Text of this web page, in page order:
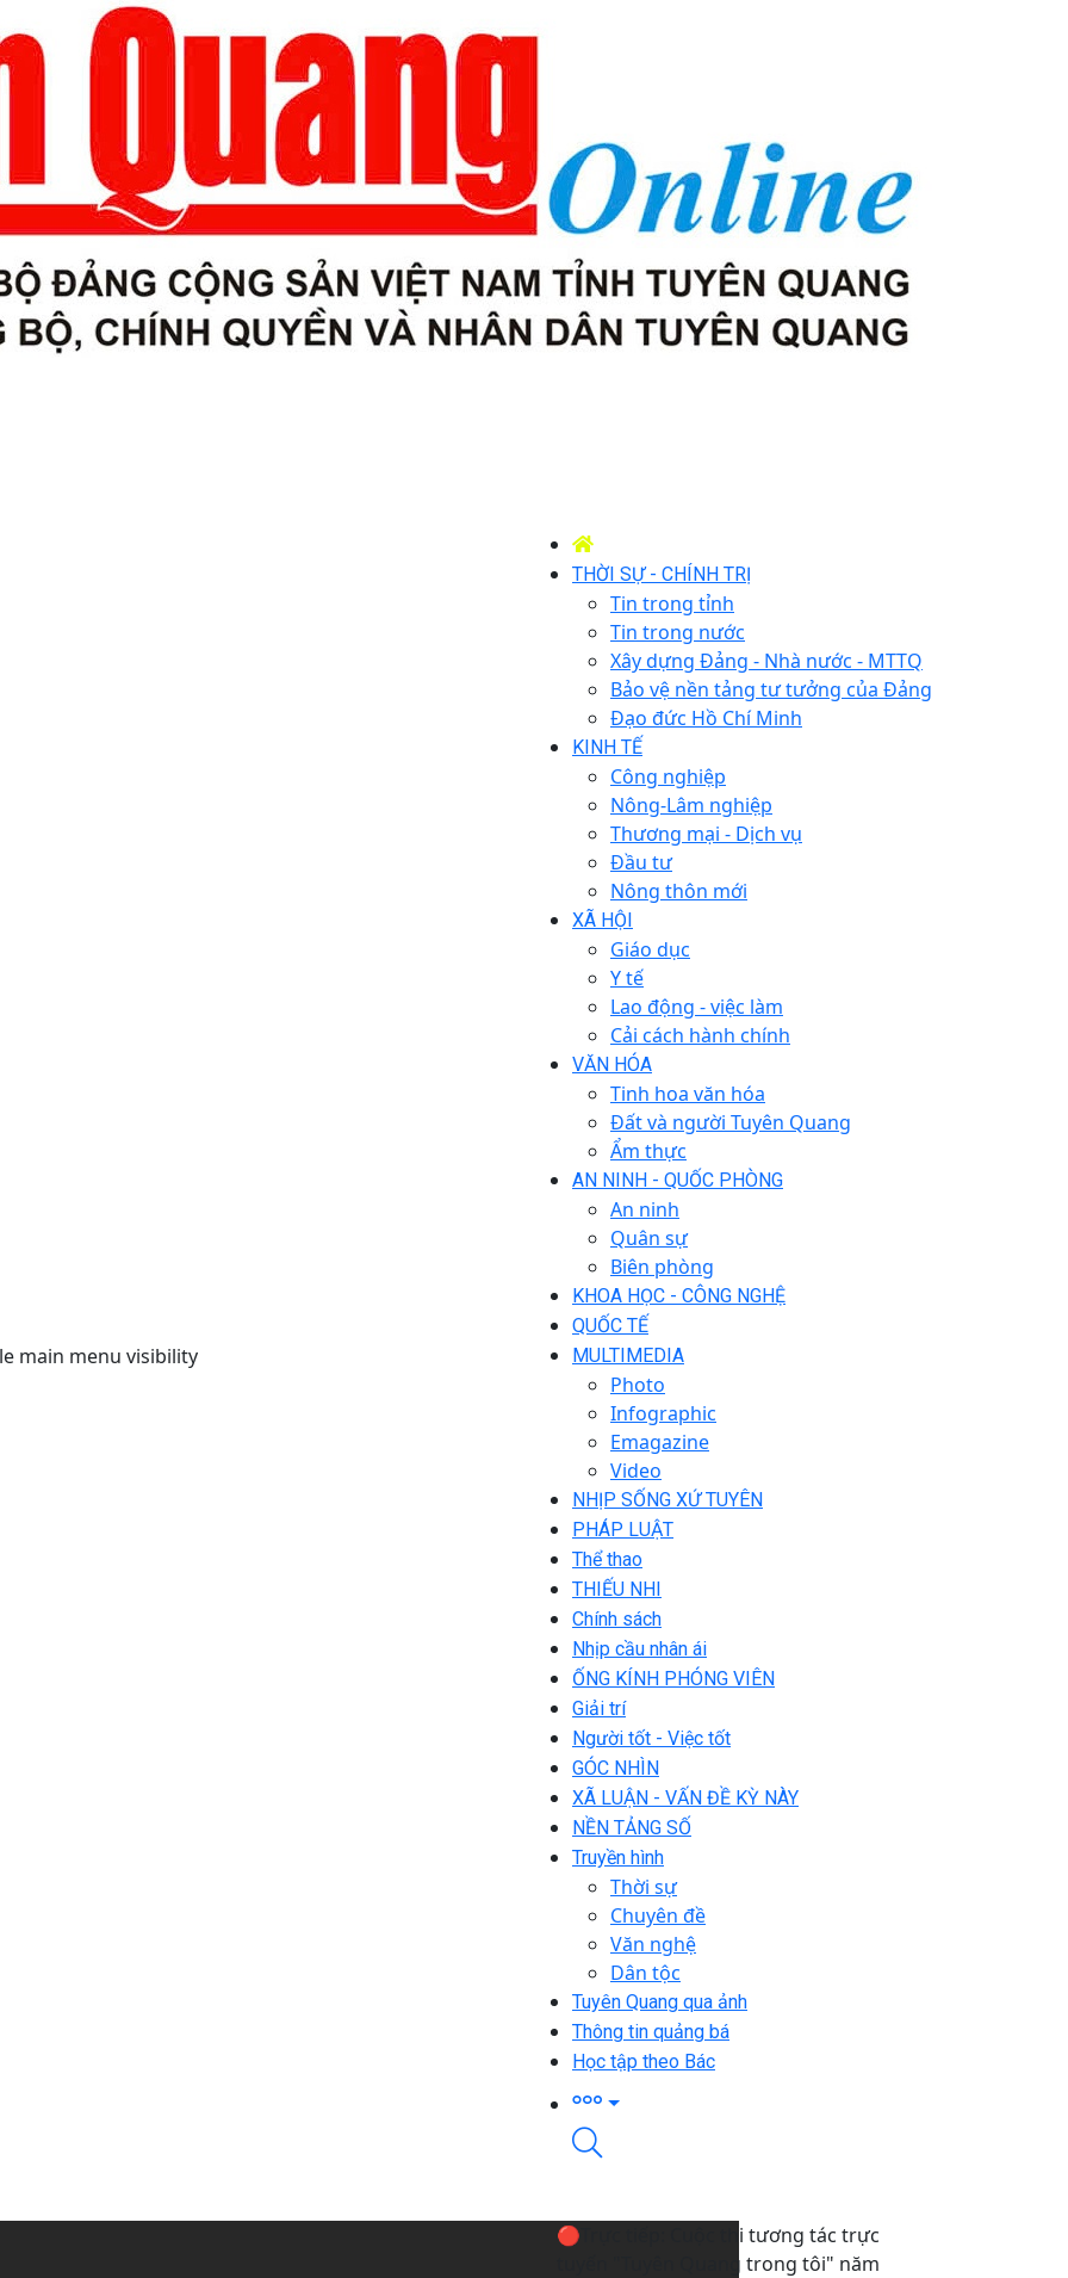
main menu visibility
THỜI SỰ - CHÍNH TRỊ
Tin trong tỉnh
Tin trong nước
Xây dựng Đảng - Nhà nước - MTTQ
Bảo vệ nền tảng tư tưởng của Đảng
Đạo đức Hồ Chí Minh
KINH TẾ
Công nghiệp
Nông-Lâm nghiệp
Thương mại - Dịch vụ
Đầu tư
Nông thôn mới
XÃ HỘI
Giáo dục
Y tế
Lao động - việc làm
Cải cách hành chính
VĂN HÓA
Tinh hoa văn hóa
Đất và người Tuyên Quang
Ẩm thực
AN NINH - QUỐC PHÒNG
An ninh
Quân sự
Biên phòng
KHOA HỌC - CÔNG NGHỆ
QUỐC TẾ
MULTIMEDIA
Photo
Infographic
Emagazine
Video
NHỊP SỐNG XỨ TUYÊN
PHÁP LUẬT
Thể thao
THIẾU NHI
Chính sách
Nhịp cầu nhân ái
ỐNG KÍNH PHÓNG VIÊN
Giải trí
Người tốt - Việc tốt
GÓC NHÌN
XÃ LUẬN - VẤN ĐỀ KỲ NÀY
NỀN TẢNG SỐ
Truyền hình
Thời sự
Chuyên đề
Văn nghệ
Dân tộc
Tuyên Quang qua ảnh
Thông tin quảng bá
Học tập theo Bác
🔴Trực tiếp: Cuộc thi tương tác trực
tuyến "Tuyên Quang trong tôi" năm